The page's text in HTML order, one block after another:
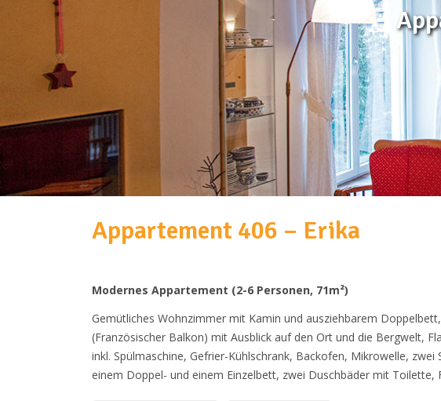
Appartement 406 – Erika
Modernes Appartement (2-6 Personen, 71m²)
Gemütliches Wohnzimmer mit Kamin und ausziehbarem
(Französischer Balkon) mit Ausblick auf den Ort und die Bergwelt,
inkl. Spülmaschine, Gefrier-Kühlschrank, Backofen, Mikrowelle, zwei
einem Doppel- und einem Einzelbett, zwei Duschbäder mit Toilette,